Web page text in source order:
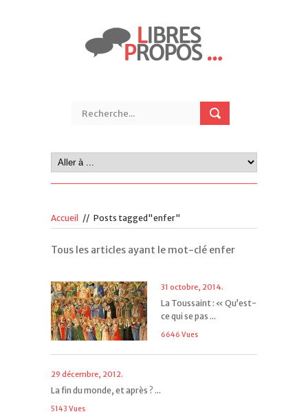
Accueil // Posts tagged"enfer"
Tous les articles ayant le mot-clé enfer
31 octobre, 2014.
La Toussaint : « Qu’est-
ce qui se pas ...
6646 Vues
29 décembre, 2012.
La fin du monde, et après ? ...
5143 Vues